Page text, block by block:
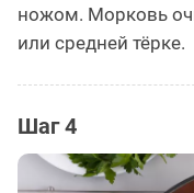
ножом. Морковь
или средней тёрке.
Шаг 4